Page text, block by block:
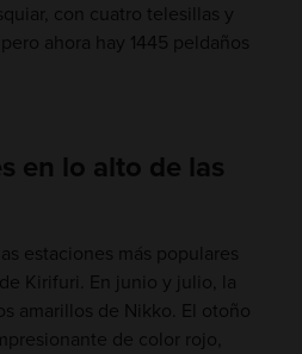
con cuatro telesillas y
ahora hay 1445 peldaños
en lo alto de las
estaciones más populares
Kirifuri. En junio y julio, la
amarillos de Nikko. El otoño
de color rojo,